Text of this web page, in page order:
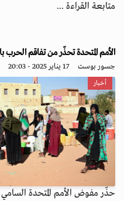
متابعة القراءة ...
الأمم المتحدة تحذّر من تفاقم الحرب
جسور بوست 17 يناير 2025 - 20:03
أخبار
حذّر مفوض الأمم المتحدة